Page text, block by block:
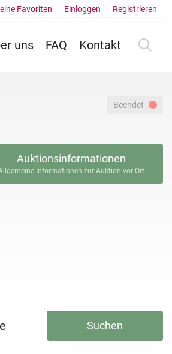
uns FAQ Kontakt
Favoriten Einloggen Registrieren
Beendet
Auktionsinformationen
Informationen zur Auktion vor Ort
Suchen